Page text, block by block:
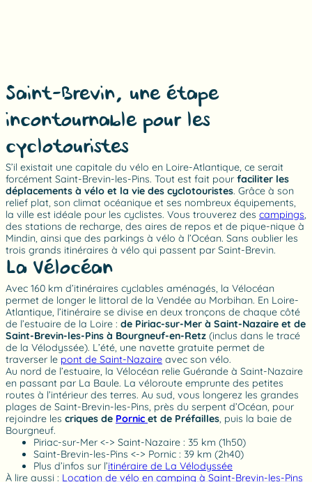
Saint-Brevin, une étape
incontournable pour les
cyclotouristes
S’il existait une capitale du vélo en Loire-Atlantique, ce serait
forcément Saint-Brevin-les-Pins. Tout est fait pour faciliter les
déplacements à vélo et la vie des cyclotouristes. Grâce à son
relief plat, son climat océanique et ses nombreux équipements,
la ville est idéale pour les cyclistes. Vous trouverez des campings,
des stations de recharge, des aires de repos et de pique-nique à
Mindin, ainsi que des parkings à vélo à l’Océan. Sans oublier les
trois grands itinéraires à vélo qui passent par Saint-Brevin.
La Vélocéan
Avec 160 km d’itinéraires cyclables aménagés, la Vélocéan
permet de longer le littoral de la Vendée au Morbihan. En Loire-
Atlantique, l’itinéraire se divise en deux tronçons de chaque côté
de l’estuaire de la Loire : de Piriac-sur-Mer à Saint-Nazaire et de
Saint-Brevin-les-Pins à Bourgneuf-en-Retz (inclus dans le tracé
de la Vélodyssée). L’été, une navette gratuite permet de
traverser le pont de Saint-Nazaire avec son vélo.
Au nord de l’estuaire, la Vélocéan relie Guérande à Saint-Nazaire
en passant par La Baule. La véloroute emprunte des petites
routes à l’intérieur des terres. Au sud, vous longerez les grandes
plages de Saint-Brevin-les-Pins, près du serpent d’Océan, pour
rejoindre les criques de Pornic et de Préfailles, puis la baie de
Bourgneuf.
Piriac-sur-Mer <-> Saint-Nazaire : 35 km (1h50)
Saint-Brevin-les-Pins <-> Pornic : 39 km (2h40)
Plus d’infos sur l’itinéraire de La Vélodyssée
À lire aussi : Location de vélo en camping à Saint-Brevin-les-Pins